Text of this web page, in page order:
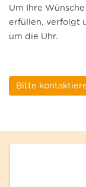
Um Ihre
erfüllen, verfolgt
um die Uhr.
Bitte